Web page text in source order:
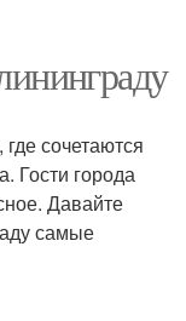
сочетаются
Гости города
Давайте
самые